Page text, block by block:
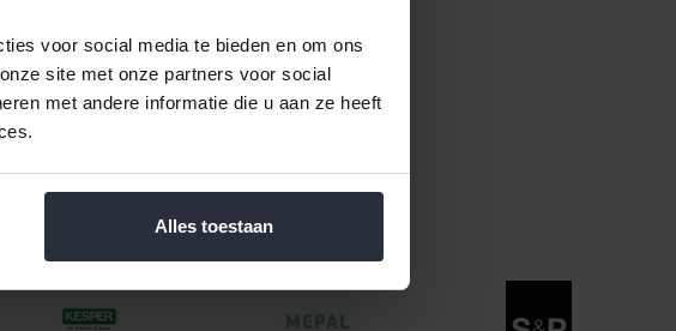
voor social media te bieden en om ons
site met onze partners voor social
met andere informatie die u aan ze heeft
Alles toestaan